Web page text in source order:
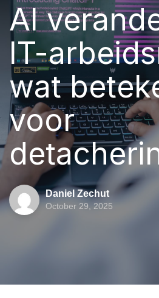
AI
IT-
wat
voor
Daniel Zechut
October 29, 2025